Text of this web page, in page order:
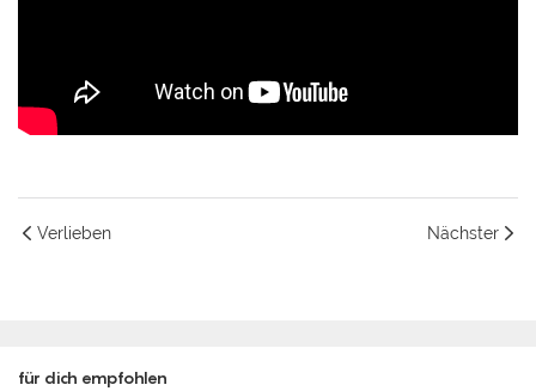
Verlieben Nächster
für dich empfohlen